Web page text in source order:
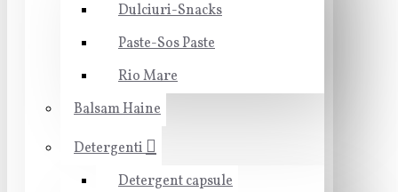
Dulciuri-Snacks
Paste-Sos Paste
Rio Mare
Balsam Haine
Detergenti
Detergent capsule